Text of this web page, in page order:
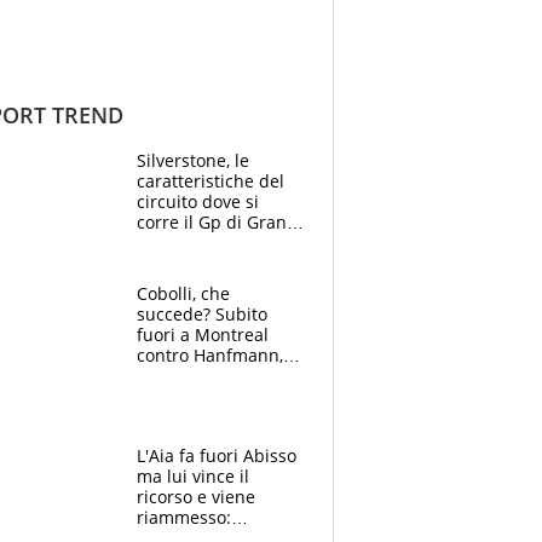
TREND
Silverstone, le
caratteristiche del
circuito dove si
corre il Gp di Gran
Cobolli, che
succede? Subito
fuori a Montreal
contro Hanfmann,
L'Aia fa fuori Abisso
ma lui vince il
ricorso e viene
riammesso: